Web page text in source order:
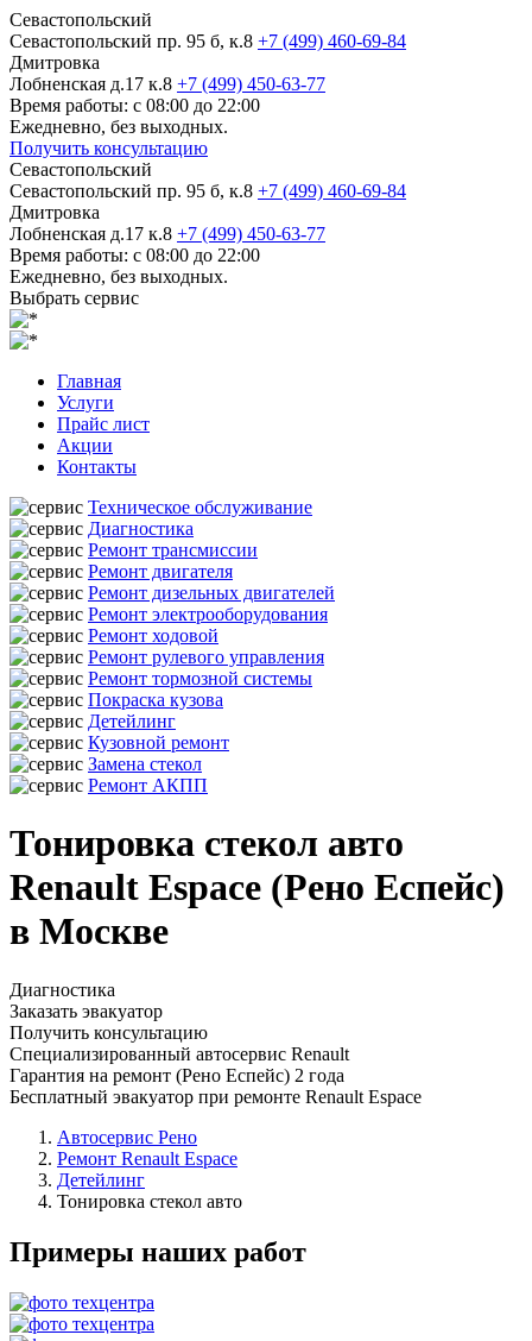
Севастопольский
Севастопольский пр. 95 б, к.8 +7 (499) 460-69-84
Дмитровка
Лобненская д.17 к.8 +7 (499) 450-63-77
Время работы: с 08:00 до 22:00
Ежедневно, без выходных.
Получить консультацию
Севастопольский
Севастопольский пр. 95 б, к.8 +7 (499) 460-69-84
Дмитровка
Лобненская д.17 к.8 +7 (499) 450-63-77
Время работы: с 08:00 до 22:00
Ежедневно, без выходных.
Выбрать сервис
Главная
Услуги
Прайс лист
Акции
Контакты
Техническое обслуживание
Диагностика
Ремонт трансмиссии
Ремонт двигателя
Ремонт дизельных двигателей
Ремонт электрооборудования
Ремонт ходовой
Ремонт рулевого управления
Ремонт тормозной системы
Покраска кузова
Детейлинг
Кузовной ремонт
Замена стекол
Ремонт АКПП
Тонировка стекол авто
Renault Espace (Рено Еспейс)
в Москве
Диагностика
Заказать эвакуатор
Получить консультацию
Специализированный автосервис Renault
Гарантия на ремонт (Рено Еспейс) 2 года
Бесплатный эвакуатор при ремонте Renault Espace
Автосервис Рено
Ремонт Renault Espace
Детейлинг
Тонировка стекол авто
Примеры наших работ